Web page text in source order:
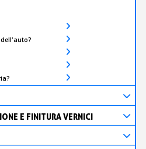
E FINITURA VERNICI